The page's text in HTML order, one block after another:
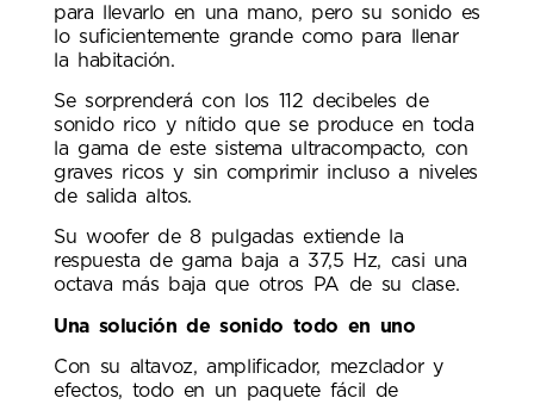
para llevarlo en una mano, pero su sonido es
lo suficientemente grande como para llenar
la habitación.
Se sorprenderá con los 112 decibeles de
sonido rico y nítido que se produce en toda
la gama de este sistema ultracompacto, con
graves ricos y sin comprimir incluso a niveles
de salida altos.
Su woofer de 8 pulgadas extiende la
respuesta de gama baja a 37,5 Hz, casi una
octava más baja que otros PA de su clase.
Una solución de sonido todo en uno
Con su altavoz, amplificador, mezclador y
efectos, todo en un paquete fácil de